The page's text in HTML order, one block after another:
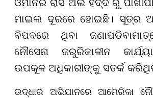
ଓମାନର ରାସ ଅଲ ହଦ୍ଦ ରୁ
ମାଇଲ ଦୂରରେ ହୋଇଛି। ସୂତ୍ର
ବିପଦରେ ଥିବା
ନୌସେନା ଜରୁରିକାଳୀନ
ଉପକୂଳ ଅଧିକାରୀଙ୍କୁ ସତର୍କ
ଉଦ୍ଧାର ଅଭିଯାନରେ ଆମେରିକା